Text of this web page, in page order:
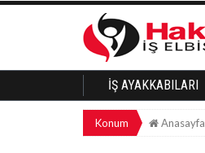
İŞ AYAKKABILARI
Konum Anasayfa